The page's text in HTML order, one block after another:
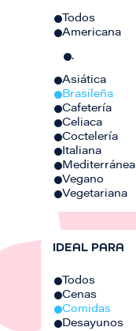
Todos
Americana
.
Asiática
Brasileña
Cafetería
Celiaca
Coctelería
Italiana
Mediterránea
Vegano
Vegetariana
IDEAL PARA
Todos
Cenas
Comidas
Desayunos